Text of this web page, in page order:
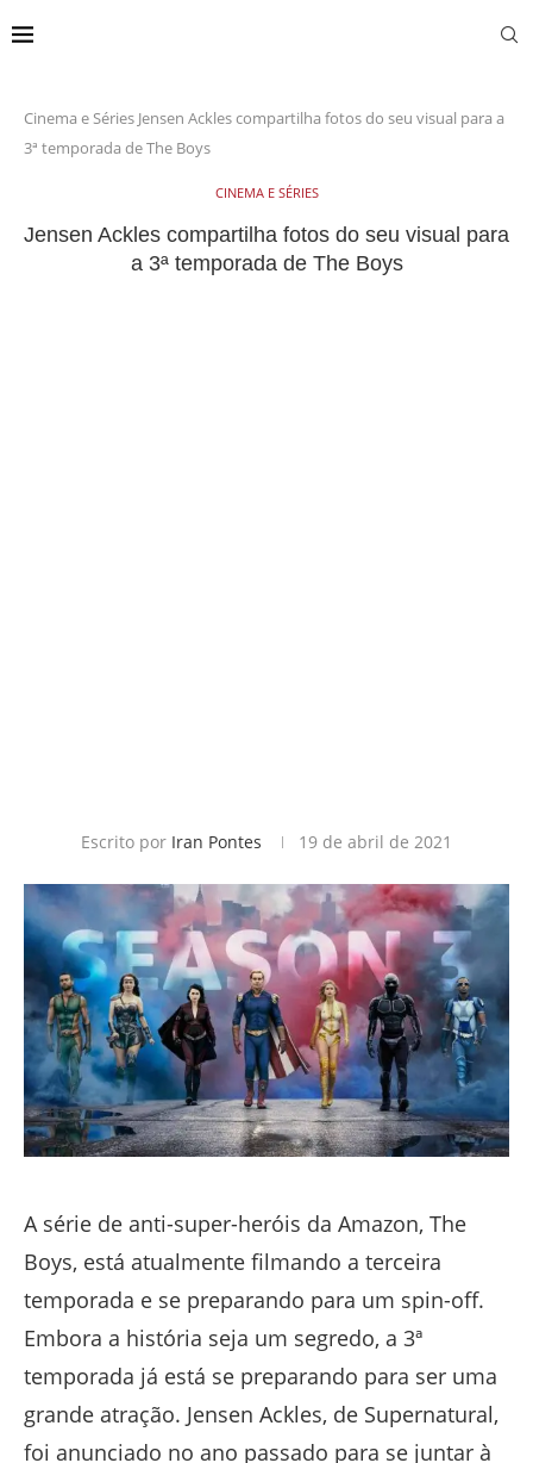
Cinema e Séries Jensen Ackles compartilha fotos do seu visual para a
3ª temporada de The Boys
CINEMA E SÉRIES
Jensen Ackles compartilha fotos do seu visual para
a 3ª temporada de The Boys
Escrito por Iran Pontes 19 de abril de 2021
A série de anti-super-heróis da Amazon, The
Boys, está atualmente filmando a terceira
temporada e se preparando para um spin-off.
Embora a história seja um segredo, a 3ª
temporada já está se preparando para ser uma
grande atração. Jensen Ackles, de Supernatural,
foi anunciado no ano passado para se juntar à